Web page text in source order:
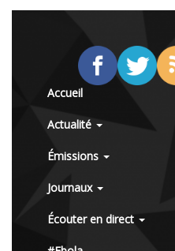
Accueil
Actualité
Émissions
Journaux
Écouter en direct